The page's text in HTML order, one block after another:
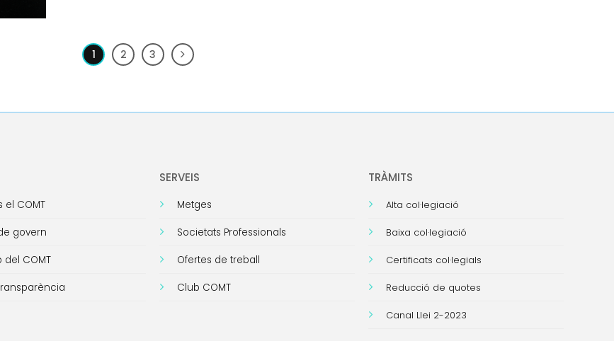
1 2 3
el COMT
govern
del COMT
SERVEIS
Metges
Societats Professionals
Ofertes de treball
Club COMT
TRÀMITS
Alta col·legiació
Baixa col·legiació
Certificats col·legials
Reducció de quotes
Canal Llei 2-2023